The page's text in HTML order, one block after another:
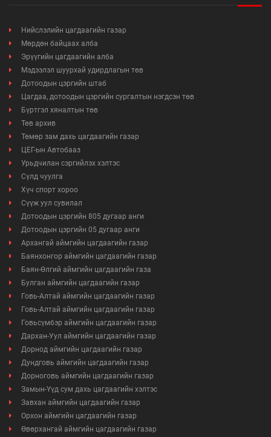
Нийслэлийн цагдаагийн газар
Мөрдөн байцаах алба
Эрүүгийн цагдаагийн алба
Мэдээлэл шуурхай удирдлагын төв
Дотоодын цэргийн штаб
Цагдаа, дотоодын цэргийн сургалтын нэгдсэн төв
Бүртгэл хяналтын төв
Төв архив
Төмөр зам дахь цагдаагийн газар
ЦЕГ-ын Автобааз
Урьдчилан сэргийлэх хэлтэс
Сүлд чуулга
Хүч спорт хороо
Сүүж уул сувилал
Дотоодын цэргийн 805 дугаар анги
Дотоодын цэргийн 05 дугаар анги
Архангай аймгийн цагдаагийн газар
Баянхонгор аймгийн цагдаагийн газар
Баян-Өлгий аймгийн цагдаагийн газа
Булган аймгийн цагдаагийн газар
Говь-Алтай аймгийн цагдаагийн газар
Говь-Алтай аймгийн цагдаагийн газар
Говьсүмбэр аймгийн цагдаагийн газар
Дархан-Уул аймгийн цагдаагийн газар
Дорнод аймгийн цагдаагийн газар
Дундговь аймгийн цагдаагийн газар
Дорноговь аймгийн цагдаагийн газар
Замын-Үүд сум дахь цагдаагийн хэлтэс
Завхан аймгийн цагдаагийн газар
Орхон аймгийн цагдаагийн газар
Өвөрхангай аймгийн цагдаагийн газар